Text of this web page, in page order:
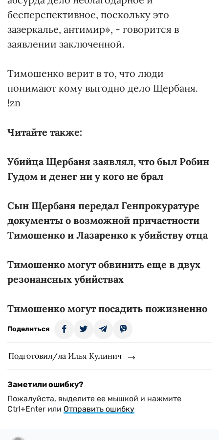
бесперспективное, поскольку это
зазеркалье, антимир», - говорится в
заявлении заключенной.
Тимошенко верит в то, что люди
понимают кому выгодно дело Щербаня.
!zn
Читайте также:
Убийца Щербаня заявлял, что был Робин
Гудом и денег ни у кого не брал
Сын Щербаня передал Генпрокуратуре
документы о возможной причастности
Тимошенко и Лазаренко к убийству отца
Тимошенко могут обвинить еще в двух
резонансных убийствах
Тимошенко могут посадить пожизненно
Поделиться
Подготовил/ла Илья Кулинич
Заметили ошибку?
Пожалуйста, выделите ее мышкой и нажмите
Ctrl+Enter или Отправить ошибку